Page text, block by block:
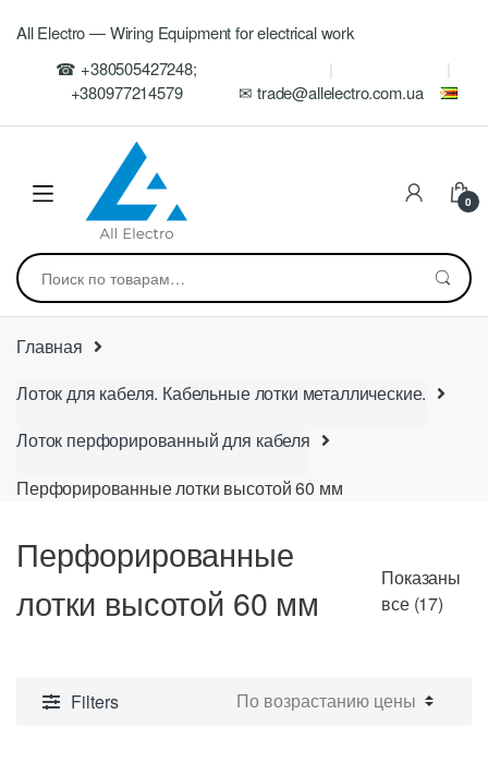
navigation
All Electro — Wiring Equipment for electrical work
☎ +380505427248;
+380977214579
✉ trade@allelectro.com.ua
0
Искать:
Главная
Лоток для кабеля. Кабельные лотки металлические.
Лоток перфорированный для кабеля
Перфорированные лотки высотой 60 мм
Перфорированные
лотки высотой 60 мм
Показаны
все (17)
Filters